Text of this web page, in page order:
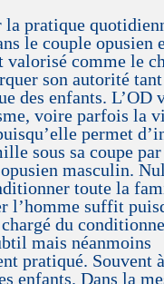
la pratique
le couple opusien
valorisé comme le
son autorité
des enfants. L’OD
voire parfois la
permet
sous sa coupe
masculin.
toute la
l’homme suffit
du
mais néanmoins
pratiqué. Souvent
enfants. Dans la